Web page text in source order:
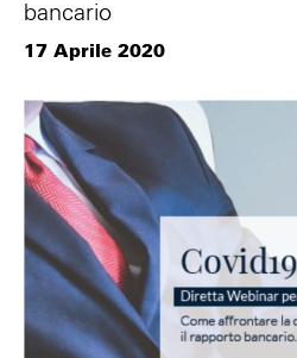
bancario
17 Aprile 2020